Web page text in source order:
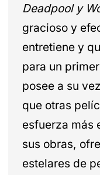
Deadpool y
gracioso y
entretiene y
para un
posee a su
que otras
esfuerza más
sus obras,
estelares de